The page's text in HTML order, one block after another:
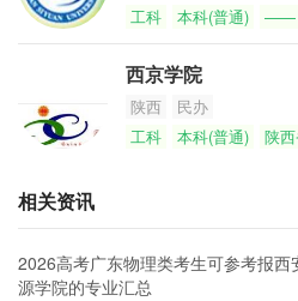
工科
本科(普通) ——
西京学院
陕西
民办
工科
本科(普通) 陕
相关资讯
2026高考广东物理类考生可参考报西
源学院的专业汇总